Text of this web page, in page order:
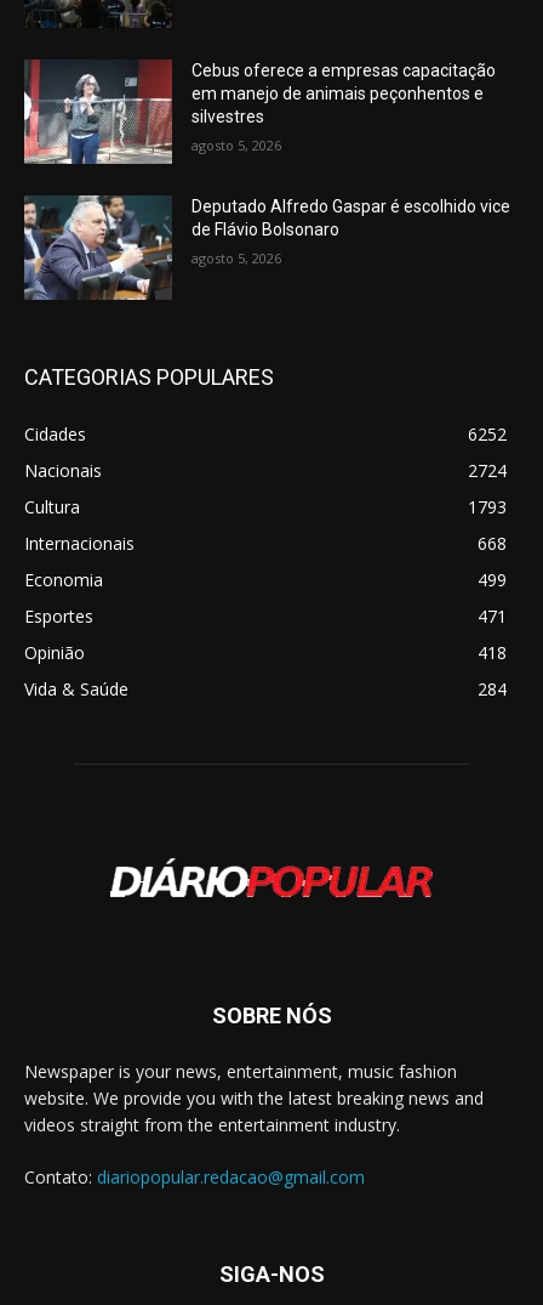
Cebus oferece a empresas capacitação
em manejo de animais peçonhentos e
silvestres
agosto 5, 2026
Deputado Alfredo Gaspar é escolhido vice
de Flávio Bolsonaro
agosto 5, 2026
CATEGORIAS POPULARES
Cidades
6252
Nacionais
2724
Cultura
1793
Internacionais
668
Economia
499
Esportes
471
Opinião
418
Vida & Saúde
284
SOBRE NÓS
Newspaper is your news, entertainment, music fashion
website. We provide you with the latest breaking news and
videos straight from the entertainment industry.
Contato: diariopopular.redacao@gmail.com
SIGA-NOS